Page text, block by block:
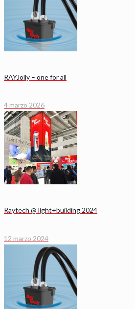
RAYJolly – one for all
4 marzo 2026
Raytech @ light+building 2024
12 marzo 2024